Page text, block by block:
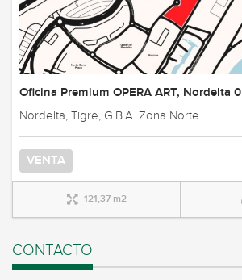
Oficina Premium OPERA ART, Nordelta 0
Nordelta, Tigre, G.B.A. Zona Norte
VENTA
121,37 m2
CONTACTO